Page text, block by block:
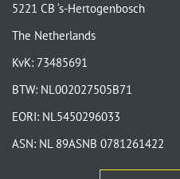
5221 CB ‘s-Hertogenbosch
The Netherlands
KvK: 73485691
BTW: NL002027505B71
EORI: NL5450296033
ASN: NL 89ASNB 0781261422